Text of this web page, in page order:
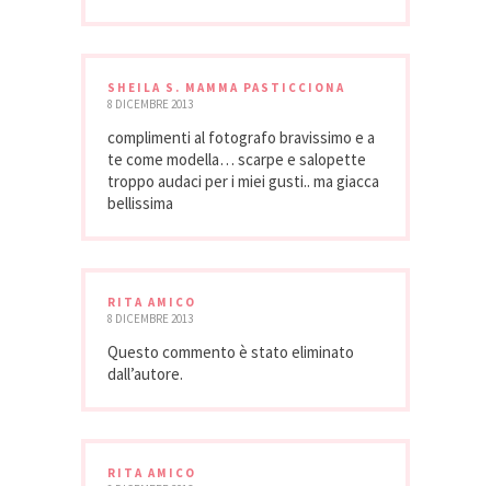
SHEILA S. MAMMA PASTICCIONA
8 DICEMBRE 2013
complimenti al fotografo bravissimo e a
te come modella… scarpe e salopette
troppo audaci per i miei gusti.. ma giacca
bellissima
RITA AMICO
8 DICEMBRE 2013
Questo commento è stato eliminato
dall’autore.
RITA AMICO